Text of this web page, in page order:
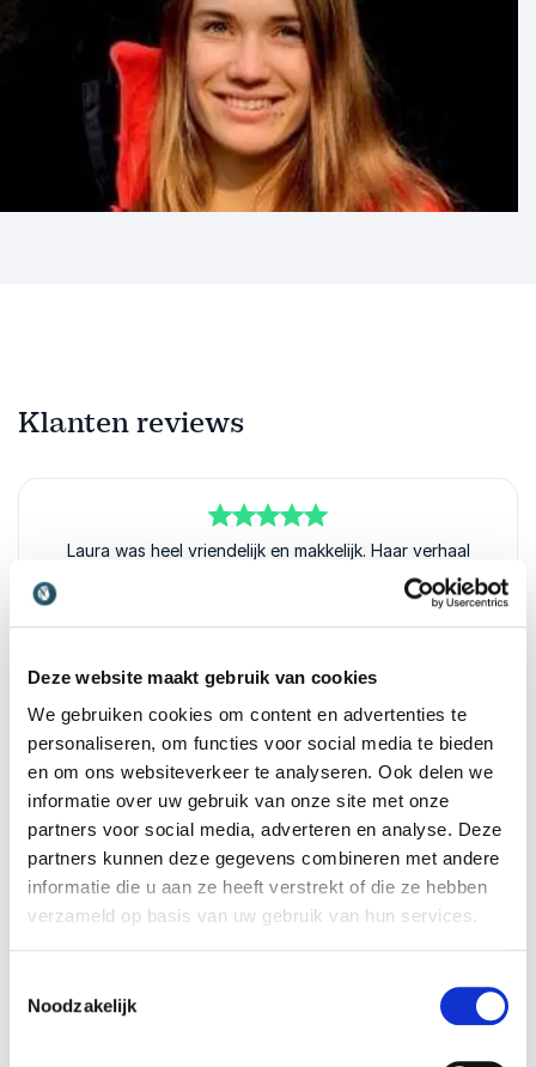
Deze website maakt gebruik van cookies
We gebruiken cookies om content en advertenties te
personaliseren, om functies voor social media te bieden
en om ons websiteverkeer te analyseren. Ook delen we
informatie over uw gebruik van onze site met onze
partners voor social media, adverteren en analyse. Deze
partners kunnen deze gegevens combineren met andere
informatie die u aan ze heeft verstrekt of die ze hebben
verzameld op basis van uw gebruik van hun services.
Noodzakelijk
Klanten reviews
van 5
Laura was heel vriendelijk en makkelijk. Haar verhaal
sloot perfect aan bij de groep zeilers in de zaal!
5van5
Het verhaal van Laura sluit heel erg aan bij ons thema
'Iedereen mee op reis'. Wij hebben genoten van haar
reis om de wereld, haar ups en downs en
levenslessen. Het is een heel puur, inspirerend en
soms ook aangrijpend verhaal van een jong meisje
dat haar droom waar wil maken en dat ondanks alle
tegenslagen ook heeft gedaan.